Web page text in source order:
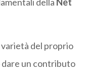
della Net
varietà del proprio
un contributo